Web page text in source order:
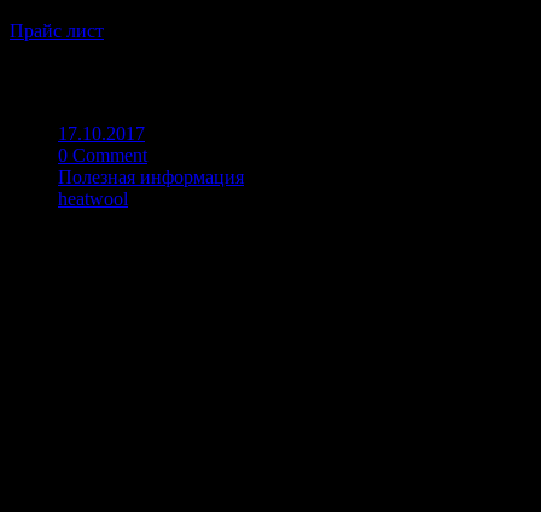
Прайс лист
17.10.2017
0 Comment
Полезная информация
heatwool